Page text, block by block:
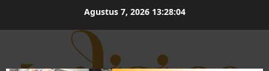
Agustus 7, 2026 13:28:05